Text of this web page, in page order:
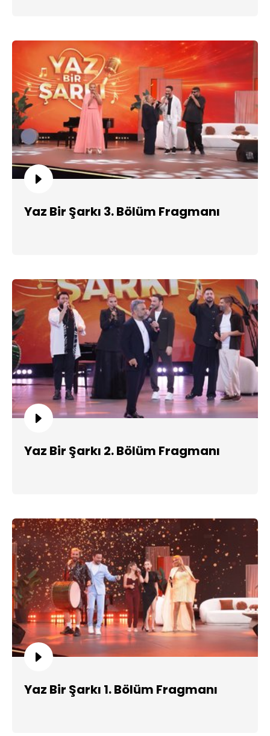
Yaz Bir Şarkı 3. Bölüm Fragmanı
Yaz Bir Şarkı 2. Bölüm Fragmanı
Yaz Bir Şarkı 1. Bölüm Fragmanı